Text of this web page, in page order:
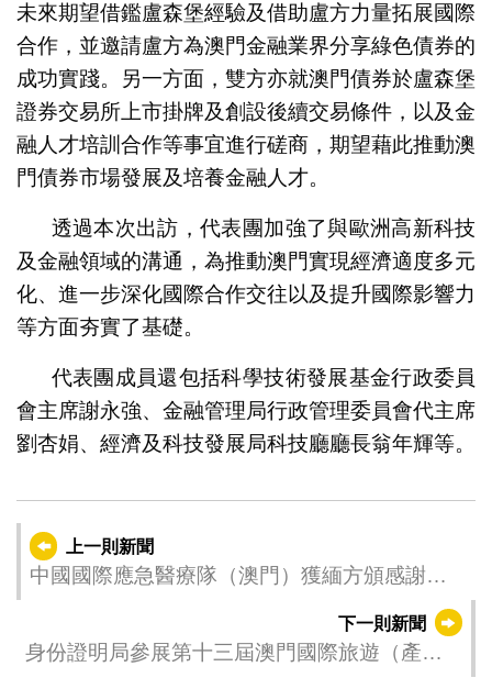
未來期望借鑑盧森堡經驗及借助盧方力量拓展國際
合作，並邀請盧方為澳門金融業界分享綠色債券的
成功實踐。另一方面，雙方亦就澳門債券於盧森堡
證券交易所上市掛牌及創設後續交易條件，以及金
融人才培訓合作等事宜進行磋商，期望藉此推動澳
門債券市場發展及培養金融人才。
透過本次出訪，代表團加強了與歐洲高新科技
及金融領域的溝通，為推動澳門實現經濟適度多元
化、進一步深化國際合作交往以及提升國際影響力
等方面夯實了基礎。
代表團成員還包括科學技術發展基金行政委員
會主席謝永強、金融管理局行政管理委員會代主席
劉杏娟、經濟及科技發展局科技廳廳長翁年輝等。
上一則新聞
中國國際應急醫療隊（澳門）獲緬方頒感謝信
下一則新聞
身份證明局參展第十三屆澳門國際旅遊（產